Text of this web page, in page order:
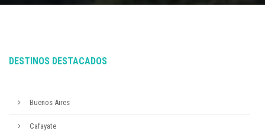
DESTINOS DESTACADOS
Buenos Aires
Cafayate